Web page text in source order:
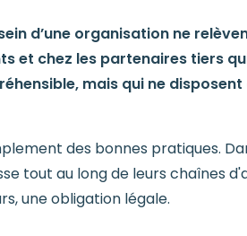
d’une organisation ne
et chez les partenaires tiers
mais qui ne
des bonnes pratiques.
tout au long de leurs chaînes
une obligation légale.